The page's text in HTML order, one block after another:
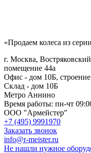
«Продаем колеса из
г. Москва,
помещение 44а
Офис - дом 10Б,
Склад - дом 10Б
Метро Аннино
Время работы: пн-чт
ООО "Армейстер"
+7 (495) 9991970
Заказать звонок
info@r-meister.ru
Не нашли нужное